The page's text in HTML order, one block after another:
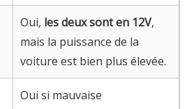
Oui, les deux sont en 12V,
mais la puissance de la
voiture est bien plus élevée.
Oui si mauvaise